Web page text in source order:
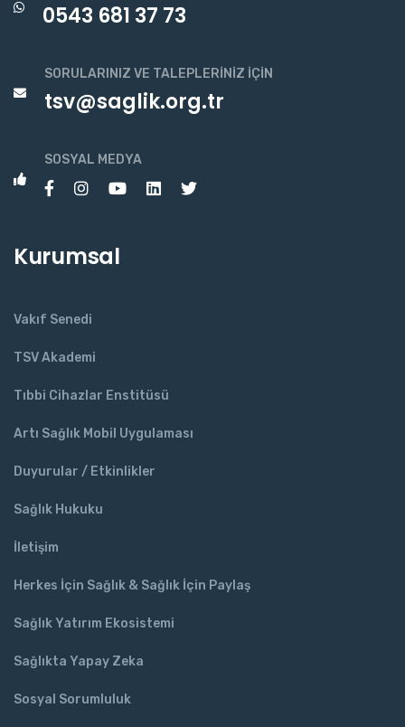
0543 681 37 73
SORULARINIZ VE TALEPLERINIZ İÇIN
tsv@saglik.org.tr
SOSYAL MEDYA
Kurumsal
Vakıf Senedi
TSV Akademi
Tıbbi Cihazlar Enstitüsü
Artı Sağlık Mobil Uygulaması
Duyurular / Etkinlikler
Sağlık Hukuku
İletişim
Herkes İçin Sağlık & Sağlık İçin Paylaş
Sağlık Yatırım Ekosistemi
Sağlıkta Yapay Zeka
Sosyal Sorumluluk